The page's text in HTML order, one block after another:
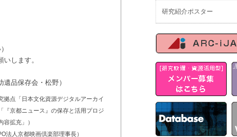
）
します。
品保存会・松野）
拠点「日本文化資源デジタルアーカイ
『京都ニュース』の保存と活用プロジ
拡充」）
法人京都映画倶楽部理事長）
研究紹介ポスター